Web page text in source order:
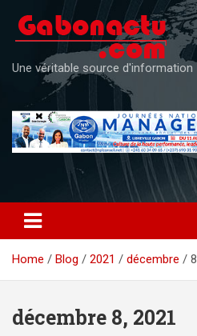
content
Une véritable source d'information
Home Blog 2021 décembre 8
décembre 8, 2021